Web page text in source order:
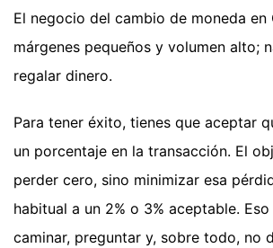
El negocio del cambio de moneda en
márgenes pequeños y volumen alto;
regalar dinero.
Para tener éxito, tienes que aceptar
un porcentaje en la transacción. El
perder cero, sino minimizar esa
habitual a un 2% o 3% aceptable.
caminar, preguntar y, sobre todo, no